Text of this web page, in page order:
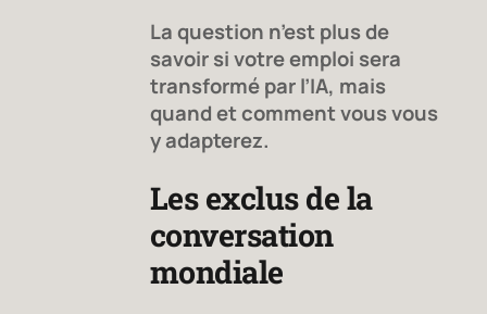
La question n’est plus de
savoir si votre emploi sera
transformé par l’IA, mais
quand et comment vous vous
y adapterez.
Les exclus de la
conversation
mondiale